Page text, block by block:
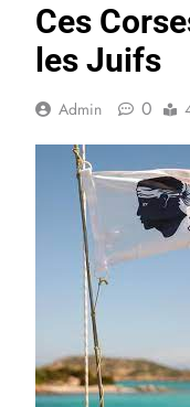
Ces
les Juifs
Admin 0